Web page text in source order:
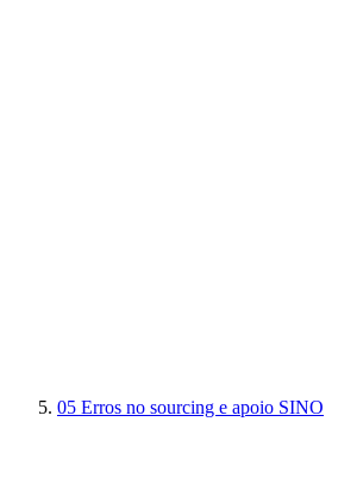
05 Erros no sourcing e apoio SINO